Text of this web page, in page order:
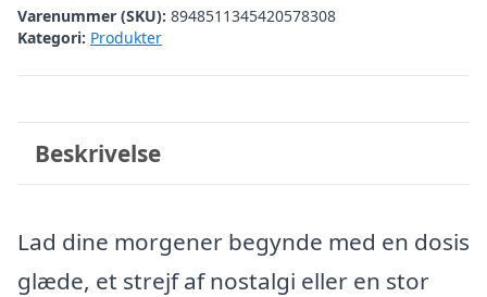
Varenummer (SKU): 8948511345420578308
Kategori: Produkter
Beskrivelse
Lad dine morgener begynde med en dosis
glæde, et strejf af nostalgi eller en stor